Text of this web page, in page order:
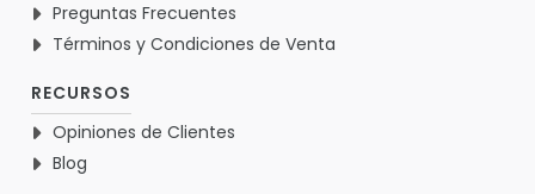
Preguntas Frecuentes
Términos y Condiciones de Venta
RECURSOS
Opiniones de Clientes
Blog